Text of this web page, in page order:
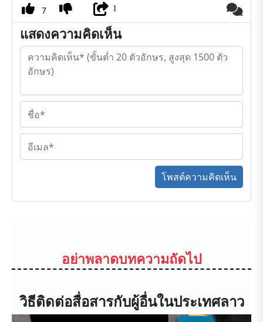
7 1
แสดงความคิดเห็น
โพสต์ความคิดเห็น
อย่าพลาดบทความถัดไป
วิธีติดต่อสื่อสารกับผู้อื่นในประเทศลาว